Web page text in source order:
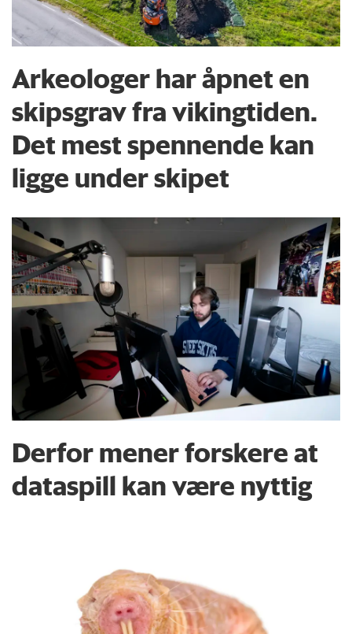
Arkeologer har åpnet en
skipsgrav fra vikingtiden.
Det mest spennende kan
ligge under skipet
Derfor mener forskere at
dataspill kan være nyttig